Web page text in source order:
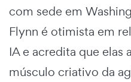
com sede em
Flynn é otimista em
IA e acredita que elas
músculo criativo da